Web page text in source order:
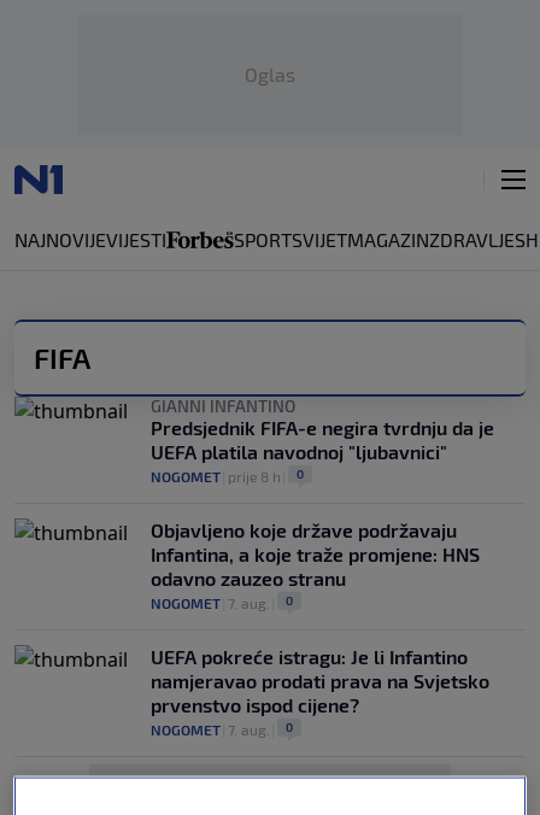
Oglas
NAJNOVIJEVIJESTI SPORTSVIJETMAGAZINZDRAVLJE
FIFA
GIANNI INFANTINO
Predsjednik FIFA-e negira tvrdnju da je
UEFA platila navodnoj "ljubavnici"
NOGOMET prije 8 h 0
Objavljeno koje države podržavaju
Infantina, a koje traže promjene: HNS
odavno zauzeo stranu
NOGOMET 7. aug. 0
UEFA pokreće istragu: Je li Infantino
namjeravao prodati prava na Svjetsko
prvenstvo ispod cijene?
NOGOMET 7. aug. 0